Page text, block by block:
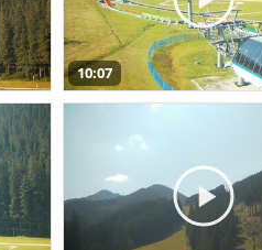
10:07